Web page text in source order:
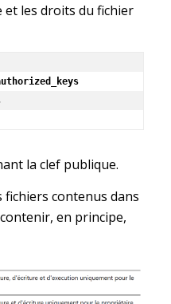
les droits du fichier
la clef publique.
fichiers contenus dans
en principe,